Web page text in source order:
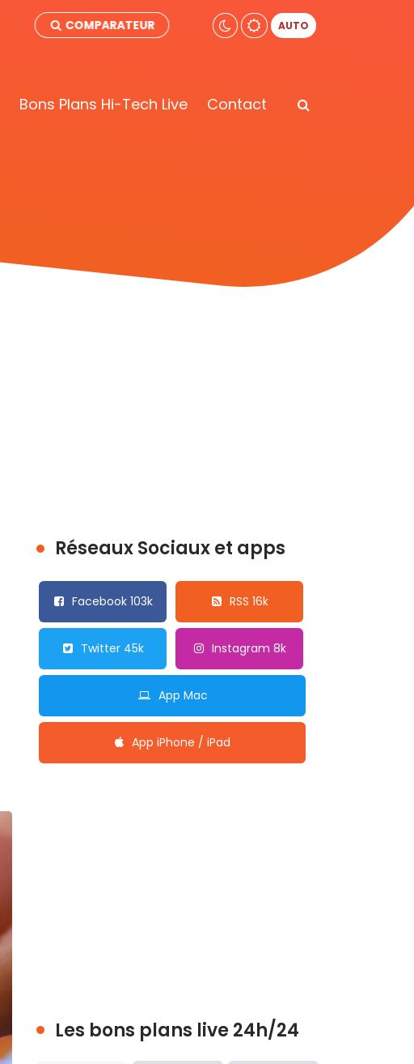
COMPARATEUR AUTO
Bons Plans Hi-Tech Live Contact
Réseaux Sociaux et apps
Facebook 103k RSS 16k
Twitter 45k Instagram 8k
App Mac
App iPhone / iPad
Les bons plans live 24h/24